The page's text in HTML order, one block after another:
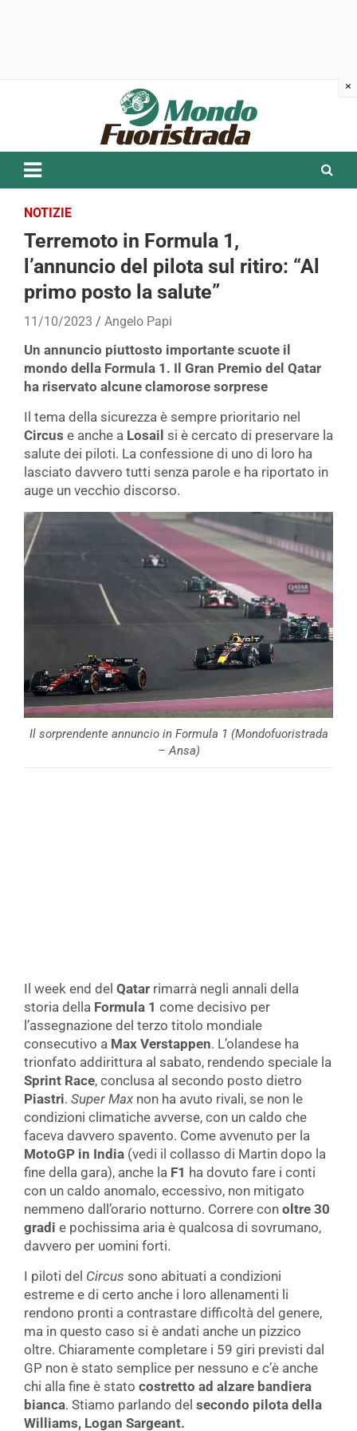
NOTIZIE
Terremoto in Formula 1,
l’annuncio del pilota sul ritiro: “Al
primo posto la salute”
11/10/2023 Angelo Papi
Un annuncio piuttosto importante scuote il
mondo della Formula 1. Il Gran Premio del Qatar
ha riservato alcune clamorose sorprese
Il tema della sicurezza è sempre prioritario nel
Circus e anche a Losail si è cercato di preservare la
salute dei piloti. La confessione di uno di loro ha
lasciato davvero tutti senza parole e ha riportato in
auge un vecchio discorso.
Il sorprendente annuncio in Formula 1 (Mondofuoristrada
– Ansa)
Il week end del Qatar rimarrà negli annali della
storia della Formula 1 come decisivo per
l’assegnazione del terzo titolo mondiale
consecutivo a Max Verstappen. L’olandese ha
trionfato addirittura al sabato, rendendo speciale la
Sprint Race, conclusa al secondo posto dietro
Piastri. Super Max non ha avuto rivali, se non le
condizioni climatiche avverse, con un caldo che
faceva davvero spavento. Come avvenuto per la
MotoGP in India (vedi il collasso di Martin dopo la
fine della gara), anche la F1 ha dovuto fare i conti
con un caldo anomalo, eccessivo, non mitigato
nemmeno dall’orario notturno. Correre con oltre 30
gradi e pochissima aria è qualcosa di sovrumano,
davvero per uomini forti.
I piloti del Circus sono abituati a condizioni
estreme e di certo anche i loro allenamenti li
rendono pronti a contrastare difficoltà del genere,
ma in questo caso si è andati anche un pizzico
oltre. Chiaramente completare i 59 giri previsti dal
GP non è stato semplice per nessuno e c’è anche
chi alla fine è stato costretto ad alzare bandiera
bianca. Stiamo parlando del secondo pilota della
Williams, Logan Sargeant.